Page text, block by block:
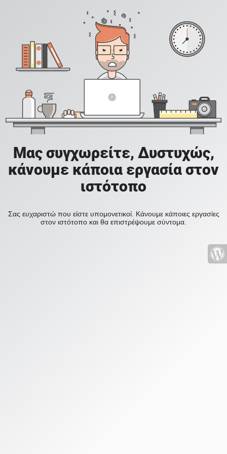
Μας συγχωρείτε, Δυστυχώς,
κάνουμε κάποια εργασία στον
ιστότοπο
Σας ευχαριστώ που είστε υπομονετικοί. Κάνουμε κάποιες εργασίες
στον ιστότοπο και θα επιστρέψουμε σύντομα.